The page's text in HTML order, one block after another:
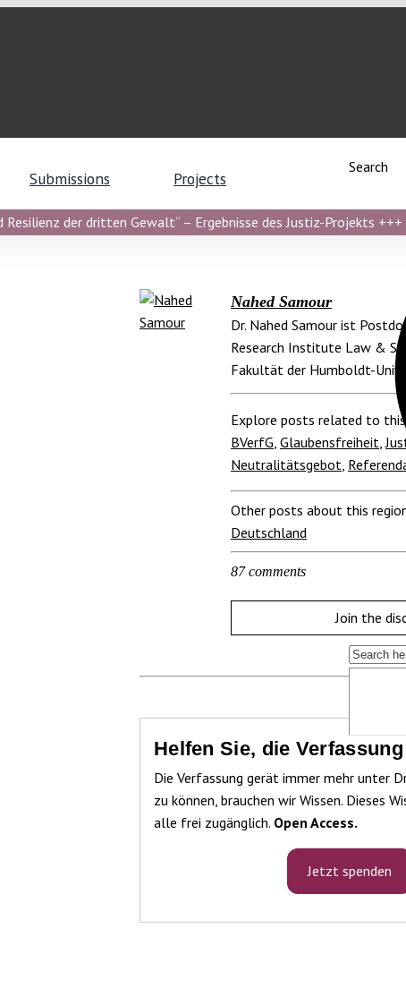
Submissions Projects
Search
Resilienz der dritten Gewalt“ – Ergebnisse des Justiz-Projekts +++
Nahed Samour
Dr. Nahed Samour ist
Research Institute Law &
Fakultät der Humboldt-
Explore posts related to this:
BVerfG Glaubensfreiheit ,
Neutralitätsgebot
Other posts about this
Deutschland
87 comments
Join the
Helfen Sie, die
Die Verfassung gerät immer mehr unter
zu können, brauchen wir Wissen. Dieses
alle frei zugänglich. Open Access.
Jetzt spenden